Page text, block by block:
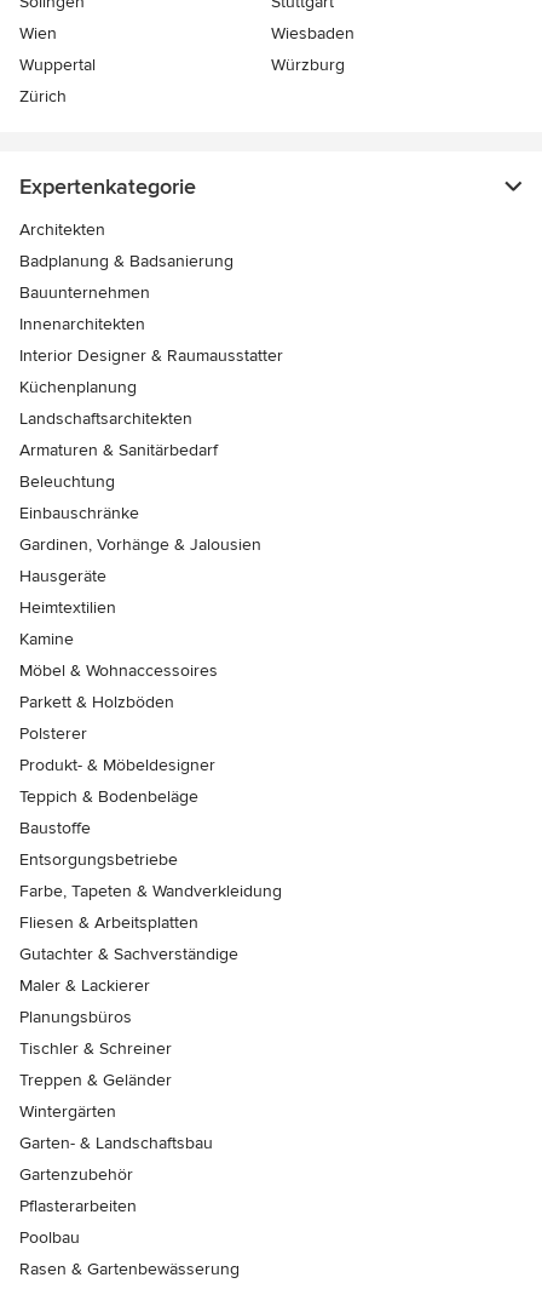
Wien
Wiesbaden
Wuppertal
Würzburg
Zürich
Expertenkategorie
Architekten
Badplanung & Badsanierung
Bauunternehmen
Innenarchitekten
Interior Designer & Raumausstatter
Küchenplanung
Landschaftsarchitekten
Armaturen & Sanitärbedarf
Beleuchtung
Einbauschränke
Gardinen, Vorhänge & Jalousien
Hausgeräte
Heimtextilien
Kamine
Möbel & Wohnaccessoires
Parkett & Holzböden
Polsterer
Produkt- & Möbeldesigner
Teppich & Bodenbeläge
Baustoffe
Entsorgungsbetriebe
Farbe, Tapeten & Wandverkleidung
Fliesen & Arbeitsplatten
Gutachter & Sachverständige
Maler & Lackierer
Planungsbüros
Tischler & Schreiner
Treppen & Geländer
Wintergärten
Garten- & Landschaftsbau
Gartenzubehör
Pflasterarbeiten
Poolbau
Rasen & Gartenbewässerung